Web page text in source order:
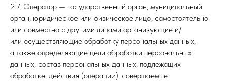
2.7. Оператор — государственный орган, муниципальный
орган, юридическое или физическое лицо, самостоятельно
или совместно с другими лицами организующие и/
или осуществляющие обработку персональных данных,
а также определяющие цели обработки персональных
данных, состав персональных данных, подлежащих
обработке, действия (операции), совершаемые